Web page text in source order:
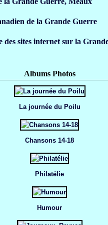
de la Grande Guerre
des sites internet sur la
Albums Photos
La journée du Poilu
Chansons 14-18
Philatélie
Humour